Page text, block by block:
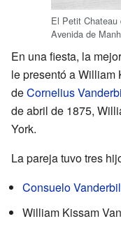
El Petit Chateau
Avenida de
En una fiesta, la
le presentó a William
deCornelius
de abril de 1875,
York.
La pareja tuvo tres
Consuelo
William Kissam